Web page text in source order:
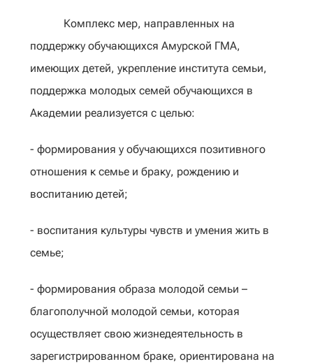
Комплекс мер, направленных на
поддержку обучающихся Амурской ГМА,
имеющих детей, укрепление института семьи,
поддержка молодых семей обучающихся в
Академии реализуется с целью:
- формирования у обучающихся позитивного
отношения к семье и браку, рождению и
воспитанию детей;
- воспитания культуры чувств и умения жить в
семье;
- формирования образа молодой семьи –
благополучной молодой семьи, которая
осуществляет свою жизнедеятельность в
зарегистрированном браке, ориентирована на